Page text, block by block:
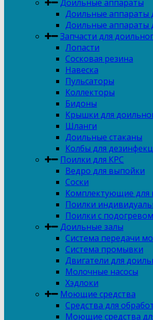
Доильные аппараты
Доильные аппараты
Доильные аппараты
Запчасти для
Лопасти
Сосковая резина
Навеска
Пульсаторы
Коллекторы
Бидоны
Крышки для
Шланги
Доильные стаканы
Колбы для
Поилки для КРС
Ведро для выпойки
Соски
Комплектующие для
Поилки
Поилки с подогревом
Доильные залы
Система передачи
Система промывки
Двигатели для
Молочные насосы
Хэдлоки
Моющие средства
Средства для
Моющие средства